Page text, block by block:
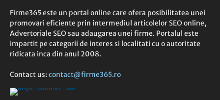
Firme365 este un portal online care ofera posibilitatea unei
promovari eficiente prin intermediul articolelor SEO online,
Advertoriale SEO sau adaugarea unei firme. Portalul este
impartit pe categorii de interes si localitati cu o autoritate
ridicata inca din anul 2008.
Contact us: contact@firme365.ro